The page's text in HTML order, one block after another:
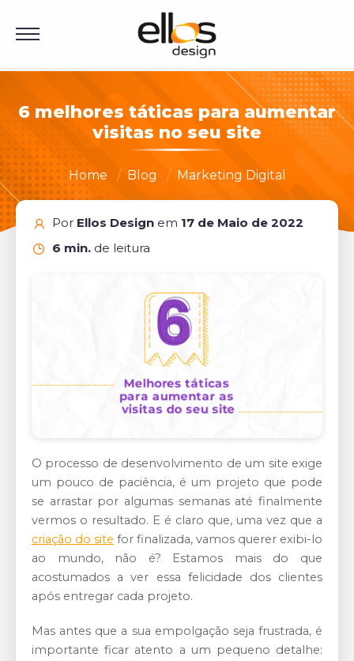
6 melhores táticas para aumentar
visitas no seu site
Home Blog Marketing Digital
Por Ellos Design em 17 de Maio de 2022
6 min. de leitura
O processo de desenvolvimento de um site exige
um pouco de paciência, é um projeto que pode
se arrastar por algumas semanas até finalmente
vermos o resultado. E é claro que, uma vez que a
criação do site for finalizada, vamos querer exibi-lo
ao mundo, não é? Estamos mais do que
acostumados a ver essa felicidade dos clientes
após entregar cada projeto.
Mas antes que a sua empolgação seja frustrada, é
importante ficar atento a um pequeno detalhe: